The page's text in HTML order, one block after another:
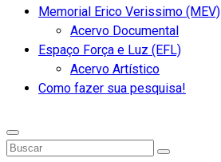
Memorial Erico Verissimo (MEV)
Acervo Documental
Espaço Força e Luz (EFL)
Acervo Artístico
Como fazer sua pesquisa!